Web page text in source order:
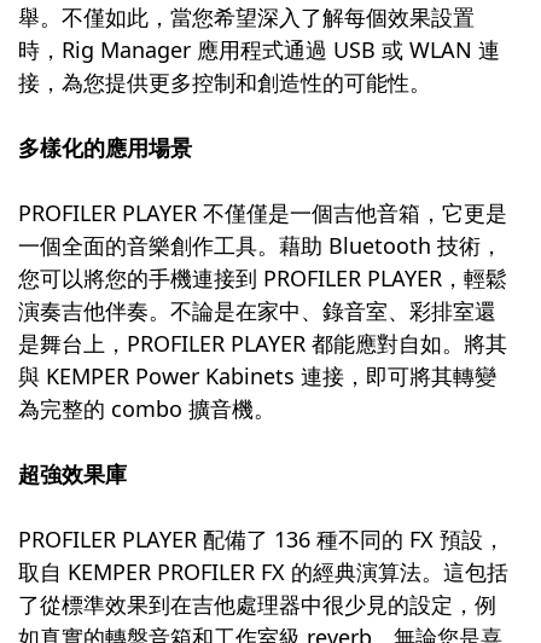
舉。不僅如此，當您希望深入了解每個效果設置
時，Rig Manager 應用程式通過 USB 或 WLAN 連
接，為您提供更多控制和創造性的可能性。
多樣化的應用場景
PROFILER PLAYER 不僅僅是一個吉他音箱，它更是
一個全面的音樂創作工具。藉助 Bluetooth 技術，
您可以將您的手機連接到 PROFILER PLAYER，輕鬆
演奏吉他伴奏。不論是在家中、錄音室、彩排室還
是舞台上，PROFILER PLAYER 都能應對自如。將其
與 KEMPER Power Kabinets 連接，即可將其轉變
為完整的 combo 擴音機。
超強效果庫
PROFILER PLAYER 配備了 136 種不同的 FX 預設，
取自 KEMPER PROFILER FX 的經典演算法。這包括
了從標準效果到在吉他處理器中很少見的設定，例
如真實的轉盤音箱和工作室級 reverb。無論您是喜